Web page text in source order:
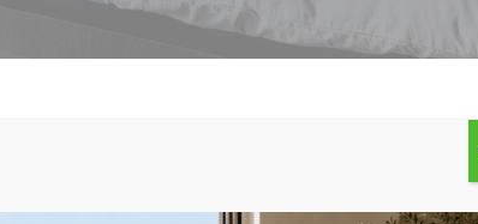
Oggioni Letto mod.